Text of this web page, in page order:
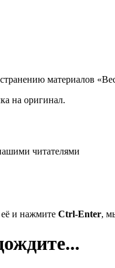
материалов
на оригинал.
читателями
её и нажмите Ctrl-Enter,